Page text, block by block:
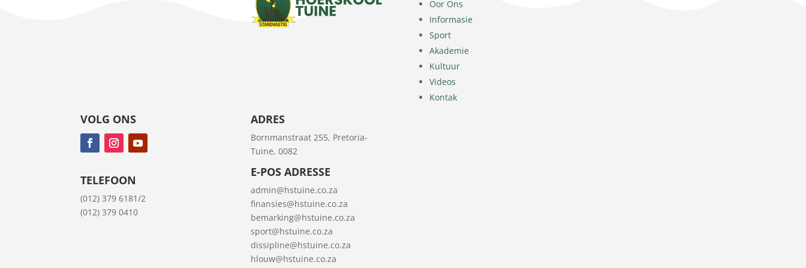
Oor Ons
Informasie
Sport
Akademie
Kultuur
Videos
Kontak
VOLG ONS
TELEFOON
(012) 379 6181/2
(012) 379 0410
ADRES
Bornmanstraat 255, Pretoria-
Tuine, 0082
E-POS ADRESSE
admin@hstuine.co.za
finansies@hstuine.co.za
bemarking@hstuine.co.za
sport@hstuine.co.za
dissipline@hstuine.co.za
hlouw@hstuine.co.za